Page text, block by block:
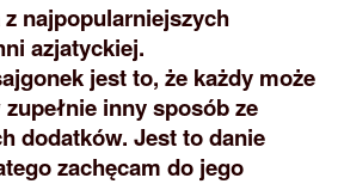
najpopularniejszych
azjatyckiej.
jest to, że każdy może
inny sposób ze
dodatków. Jest to danie
zachęcam do jego